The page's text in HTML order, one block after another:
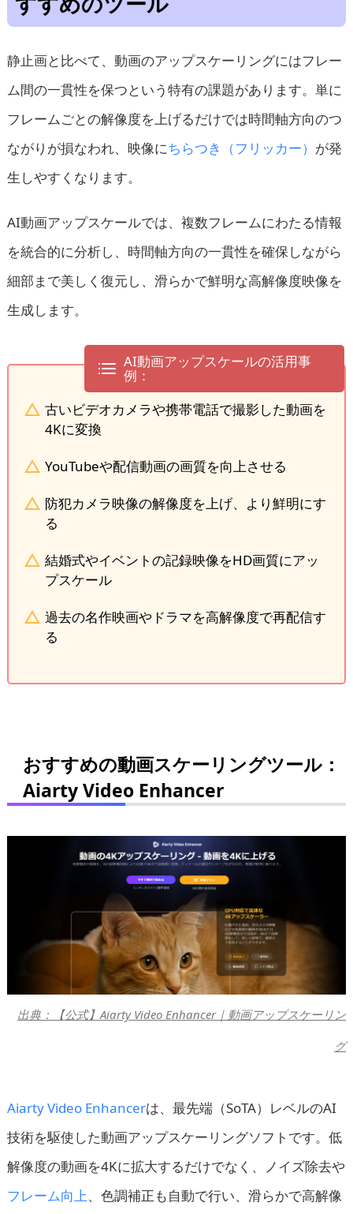
静止画と比べて、動画のアップスケーリングにはフレー
ム間の一貫性を保つという特有の課題があります。単に
フレームごとの解像度を上げるだけでは時間軸方向のつ
ながりが損なわれ、映像にちらつき（フリッカー） が発
生しやすくなります。
AI動画アップスケールでは、複数フレームにわたる情報
を統合的に分析し、時間軸方向の一貫性を確保しながら
細部まで美しく復元し、滑らかで鮮明な高解像度映像を
生成します。
AI動画アップスケールの活用事
例：
古いビデオカメラや携帯電話で撮影した動画を
4Kに変換
YouTubeや配信動画の画質を向上させる
防犯カメラ映像の解像度を上げ、より鮮明にす
る
結婚式やイベントの記録映像をHD画質にアッ
プスケール
過去の名作映画やドラマを高解像度で再配信す
る
おすすめの動画スケーリングツール：
Aiarty Video Enhancer
出典：【公式】Aiarty Video Enhancer｜動画アップスケーリン
グ
Aiarty Video Enhancerは、最先端（SoTA）レベルのAI
技術を駆使した動画アップスケーリングソフトです。低
解像度の動画を4Kに拡大するだけでなく、ノイズ除去や
フレーム向上、色調補正も自動で行い、滑らかで高解像